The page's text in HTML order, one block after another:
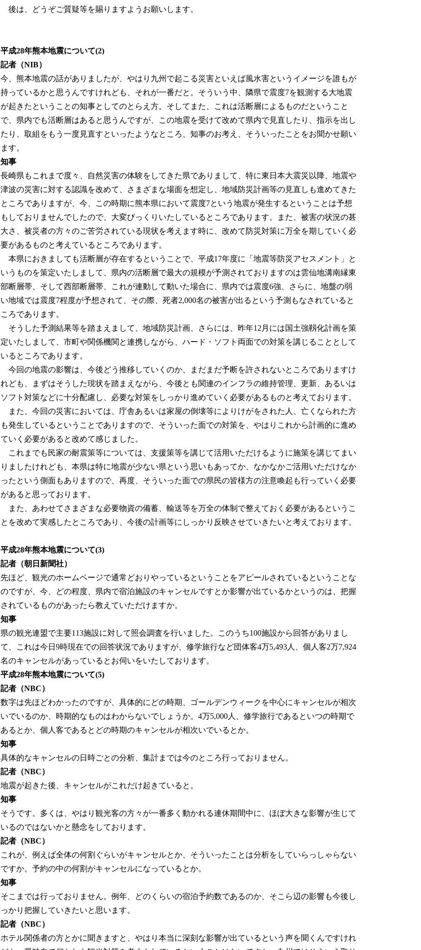
後は、どうぞご質疑等を賜りますようお願いします。
平成28年熊本地震について(2)
記者（NIB）
今、熊本地震の話がありましたが、やはり九州で起こる災害といえば風水害というイメージを誰もが
持っているかと思うんですけれども、それが一番だと。そういう中、隣県で震度7を観測する大地震
が起きたということの知事としてのとらえ方。そしてまた、これは活断層によるものだということ
で、県内でも活断層はあると思うんですが、この地震を受けて改めて県内で見直したり、指示を出し
たり、取組をもう一度見直すといったようなところ、知事のお考え、そういったことをお聞かせ願い
ます。
知事
長崎県もこれまで度々、自然災害の体験をしてきた県でありまして、特に東日本大震災以降、地震や
津波の災害に対する認識を改めて、さまざまな場面を想定し、地域防災計画等の見直しも進めてきた
ところでありますが、今、この時期に熊本県において震度7という地震が発生するということは予想
もしておりませんでしたので、大変びっくりいたしているところであります。また、被害の状況の甚
大さ、被災者の方々のご苦労されている現状を考えます時に、改めて防災対策に万全を期していく必
要があるものと考えているところであります。
本県におきましても活断層が存在するということで、平成17年度に「地震等防災アセスメント」と
いうものを策定いたしまして、県内の活断層で最大の規模が予測されておりますのは雲仙地溝南縁東
部断層帯、そして西部断層帯、これが連動して動いた場合に、県内では震度6強、さらに、地盤の弱
い地域では震度7程度が予想されて、その際、死者2,000名の被害が出るという予測もなされていると
ころであります。
そうした予測結果等を踏まえまして、地域防災計画、さらには、昨年12月には国土強靱化計画を策
定いたしまして、市町や関係機関と連携しながら、ハード・ソフト両面での対策を講じることとして
いるところであります。
今回の地震の影響は、今後どう推移していくのか、まだまだ予断を許されないところでありますけ
れども、まずはそうした現状を踏まえながら、今後とも関連のインフラの維持管理、更新、あるいは
ソフト対策などに十分配慮し、必要な対策をしっかり進めていく必要があるものと考えております。
また、今回の災害においては、庁舎あるいは家屋の倒壊等によりけがをされた人、亡くなられた方
も発生しているということでありますので、そういった面での対策を、やはりこれから計画的に進め
ていく必要があると改めて感じました。
これまでも民家の耐震策等については、支援策等を講じて活用いただけるように施策を講じてまい
りましたけれども、本県は特に地震が少ない県という思いもあってか、なかなかご活用いただけなか
ったという側面もありますので、再度、そういった面での県民の皆様方の注意喚起も行っていく必要
があると思っております。
また、あわせてさまざまな必要物資の備蓄、輸送等を万全の体制で整えておく必要があるというこ
とを改めて実感したところであり、今後の計画等にしっかり反映させていきたいと考えております。
平成28年熊本地震について(3)
記者（朝日新聞社）
先ほど、観光のホームページで通常どおりやっているということをアピールされているということな
のですが、今、どの程度、県内で宿泊施設のキャンセルですとか影響が出ているかというのは、把握
されているものがあったら教えていただけますか。
知事
県の観光連盟で主要113施設に対して照会調査を行いました。このうち100施設から回答がありまし
て、これは今日9時現在での回答状況でありますが、修学旅行など団体客4万5,493人、個人客2万7,924
名のキャンセルがあっているとお伺いをいたしております。
平成28年熊本地震について(5)
記者（NBC）
数字は先ほどわかったのですが、具体的にどの時期、ゴールデンウィークを中心にキャンセルが相次
いでいるのか、時期的なものはわからないでしょうか。4万5,000人、修学旅行であるといつの時期で
あるとか、個人客であるとどの時期のキャンセルが相次いでいるとか。
知事
具体的なキャンセルの日時ごとの分析、集計までは今のところ行っておりません。
記者（NBC）
地震が起きた後、キャンセルがこれだけ起きていると。
知事
そうです。多くは、やはり観光客の方々が一番多く動かれる連休期間中に、ほぼ大きな影響が生じて
いるのではないかと懸念をしております。
記者（NBC）
これが、例えば全体の何割ぐらいがキャンセルとか、そういったことは分析をしていらっしゃらない
ですか。予約の中の何割がキャンセルになっているとか。
知事
そこまでは行っておりません。例年、どのくらいの宿泊予約数であるのか、そこら辺の影響も今後し
っかり把握していきたいと思います。
記者（NBC）
ホテル関係者の方とかに聞きますと、やはり本当に深刻な影響が出ているという声を聞くんですけれ